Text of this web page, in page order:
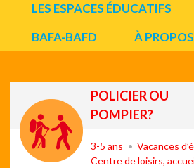
LES ESPACES ÉDUCATIFS
BAFA-BAFD
À
POLICIER OU
POMPIER?
3-5 ans
Vacances
Centre de loisirs,